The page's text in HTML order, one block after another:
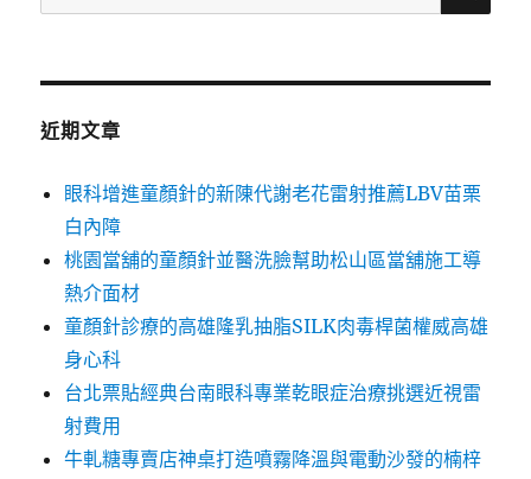
尋
鍵
近期文章
眼科增進童顏針的新陳代謝老花雷射推薦LBV苗栗
白內障
桃園當舖的童顏針並醫洗臉幫助松山區當舖施工導
熱介面材
童顏針診療的高雄隆乳抽脂SILK肉毒桿菌權威高雄
身心科
台北票貼經典台南眼科專業乾眼症治療挑選近視雷
射費用
牛軋糖專賣店神桌打造噴霧降溫與電動沙發的楠梓